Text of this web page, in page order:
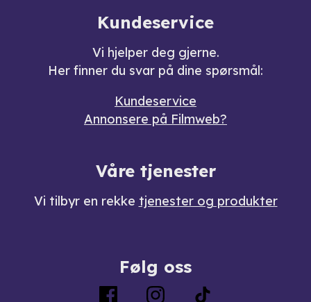
Kundeservice
Vi hjelper deg gjerne.
Her finner du svar på dine spørsmål:
Kundeservice
Annonsere på Filmweb?
Våre tjenester
Vi tilbyr en rekke tjenester og produkter
Følg oss